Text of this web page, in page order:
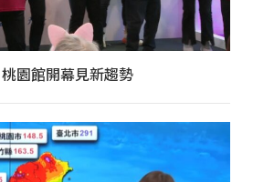
園館開幕見新趨勢